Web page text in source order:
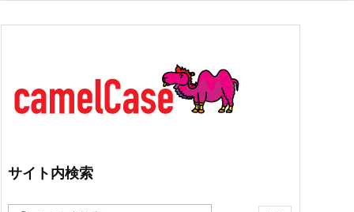
サイト内検索